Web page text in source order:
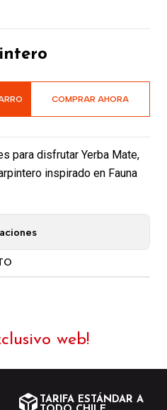
COMPRAR AHORA
para disfrutar Yerba Mate,
inspirado en Fauna
web!
TARIFA ESTÁNDAR A